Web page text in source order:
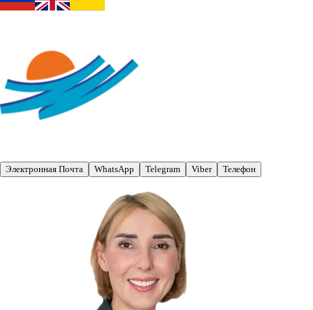
Электронная Почта WhatsApp Telegram Viber Телефон